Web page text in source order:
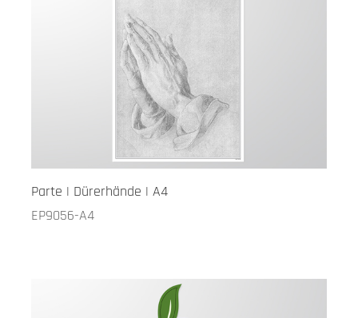
Parte | Dürerhände | A4
EP9056-A4